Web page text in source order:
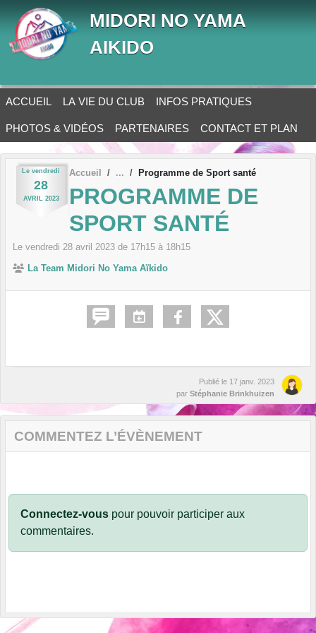
MIDORI NO YAMA
AIKIDO
ACCUEIL LA VIE DU CLUB INFOS PRATIQUES
PHOTOS & VIDÉOS PARTENAIRES CONTACT ET PLAN
Le vendredi
28
AVRIL 2023
Accueil Programme de Sport santé
PROGRAMME DE
SPORT SANTÉ
Le vendredi 28 avril 2023 de 17h15 à 18h15
La Team Midori No Yama Aïkido
Publié le 17 janv. 2023
par Stéphanie Brinkhuizen
COMMENTEZ L’ÉVÈNEMENT
Connectez-vous pour pouvoir participer aux
commentaires.
Panneau de gestion des cookies